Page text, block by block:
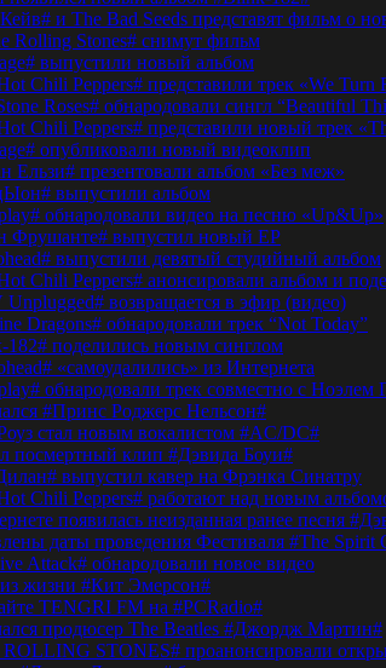
и The Bad Seeds представят фильм о
Rolling Stones# снимут фильм
выпустили новый альбом
Chili Peppers# представили трек «We Turn
Roses# обнародовали сингл “Beautiful
Chili Peppers# представили новый трек
опубликовали новый видеоклип
Ельзи# презентовали альбом «Без меж»
выпустили альбом
обнародовали видео на песню «Up&Up»
Фрушанте# выпустил новый ЕР
выпустили девятый студийный альбом
Chili Peppers# анонсировали альбом и
возвращается в эфир (видео)
Dragons# обнародовали трек “Not Today”
182# поделились новым синглом
«самоудалились» из Интернета
обнародовали трек совместно с Ноэлем
#Принс Роджерс Нельсон#
стал новым вокалистом #AC/DC#
посмертный клип #Дэвида Боуи#
выпустил кавер на Фрэнка Синатру
Chili Peppers# работают над новым
появилась неизданная ранее песня
даты проведения Фестиваля #The Spirit
Attack# обнародовали новое видео
жизни #Кит Эмерсон#
TENGRI FM на #PCRadio#
продюсер The Beatles #Джордж Мартин#
STONES# проанонсировали